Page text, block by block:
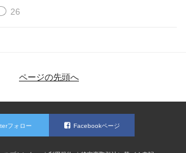
26
ページの先頭へ
フォロー Facebookページ